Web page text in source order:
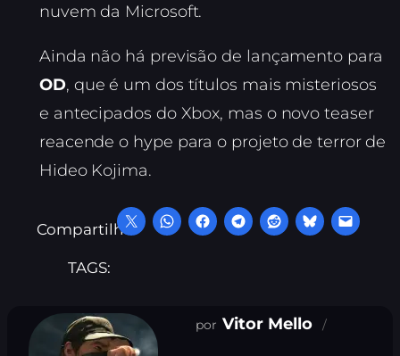
nuvem da Microsoft.
Ainda não há previsão de lançamento para
OD, que é um dos títulos mais misteriosos
e antecipados do Xbox, mas o novo teaser
reacende o hype para o projeto de terror de
Hideo Kojima.
Compartilhe:
TAGS:
Vitor Mello